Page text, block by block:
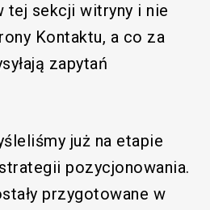
tej sekcji witryny i nie
Kontaktu, a co za
zapytań
już na etapie
pozycjonowania.
przygotowane w